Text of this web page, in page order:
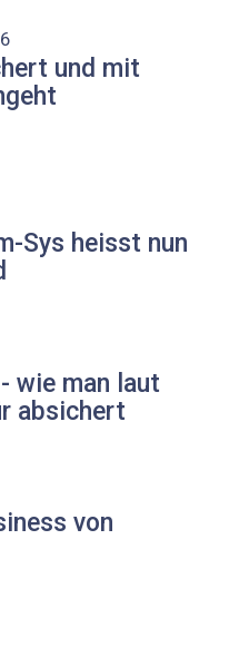
und mit
Sys heisst nun
wie man laut
absichert
von